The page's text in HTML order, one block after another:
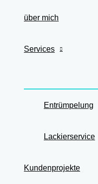
über mich
Services
Entrümpelung
Lackierservice
Kundenprojekte